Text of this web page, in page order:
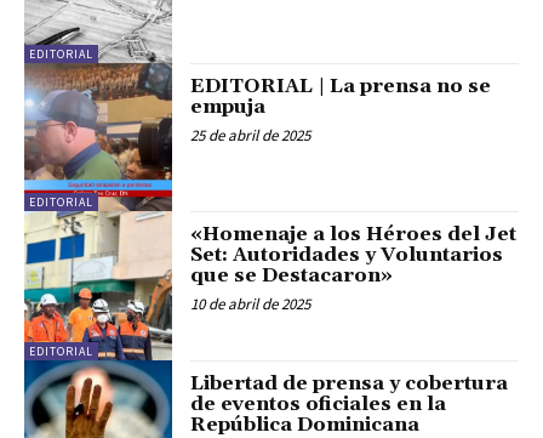
EDITORIAL
EDITORIAL
EDITORIAL | La prensa no se
empuja
25 de abril de 2025
EDITORIAL
«Homenaje a los Héroes del Jet
Set: Autoridades y Voluntarios
que se Destacaron»
10 de abril de 2025
Libertad de prensa y cobertura
de eventos oficiales en la
República Dominicana